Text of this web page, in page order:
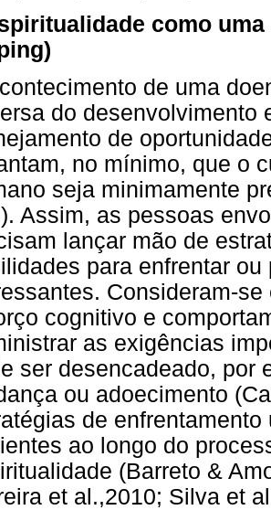
como
de uma
do desenvolvimento
de
no mínimo, que o
seja minimamente
Assim, as pessoas
lançar mão de
para enfrentar
Consideram-
cognitivo e
as exigências
ser desencadeado, por
ou adoecimento
de
ao longo do
(Barreto &
et al.,2010; Silva et